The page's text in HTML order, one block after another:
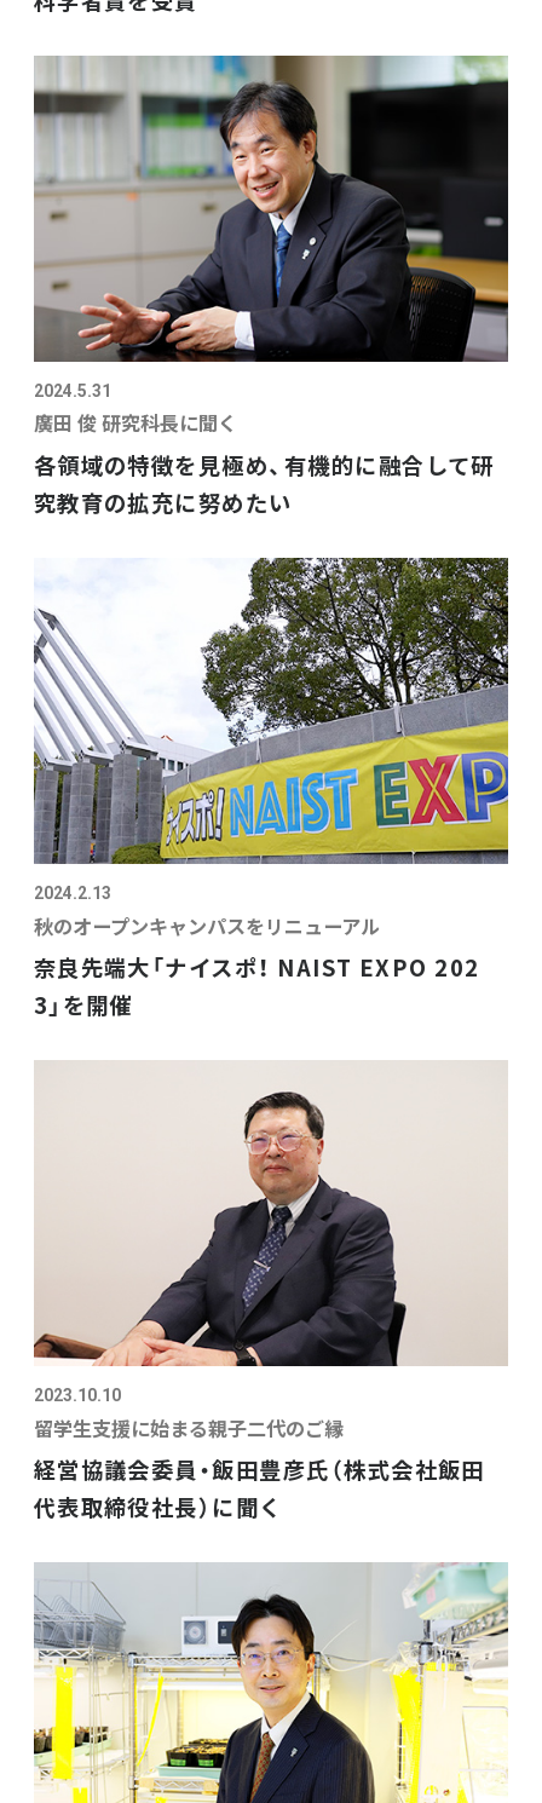
2024.5.31
廣田 俊 研究科長に聞く
各領域の特徴を見極め、有機的に融合して研
究教育の拡充に努めたい
2024.2.13
秋のオープンキャンパスをリニューアル
奈良先端大「ナイスポ！ NAIST EXPO 202
3」を開催
2023.10.10
留学生支援に始まる親子二代のご縁
経営協議会委員・飯田豊彦氏（株式会社飯田
代表取締役社長）に聞く